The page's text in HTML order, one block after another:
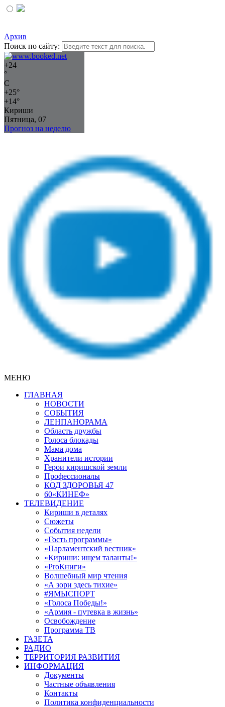
Архив
Поиск по сайту:
+24
°
C
+25°
+14°
Кириши
Пятница, 07
Прогноз на неделю
МЕНЮ
ГЛАВНАЯ
НОВОСТИ
СОБЫТИЯ
ЛЕНПАНОРАМА
Область дружбы
Голоса блокады
Мама дома
Хранители истории
Герои киришской земли
Профессионалы
КОД ЗДОРОВЬЯ 47
60«КИНЕФ»
ТЕЛЕВИДЕНИЕ
Кириши в деталях
Сюжеты
События недели
«Гость программы»
«Парламентский вестник»
«Кириши: ищем таланты!»
«ProКниги»
Волшебный мир чтения
«А зори здесь тихие»
#ЯМЫСПОРТ
«Голоса Победы!»
«Армия - путевка в жизнь»
Освобождение
Программа ТВ
ГАЗЕТА
РАДИО
ТЕРРИТОРИЯ РАЗВИТИЯ
ИНФОРМАЦИЯ
Документы
Частные объявления
Контакты
Политика конфиденциальности